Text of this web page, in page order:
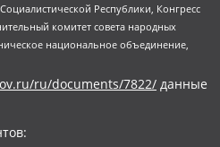
Республики, Конгресс
комитет совета народных
национальное объединение,
ru/documents/7822/ данные